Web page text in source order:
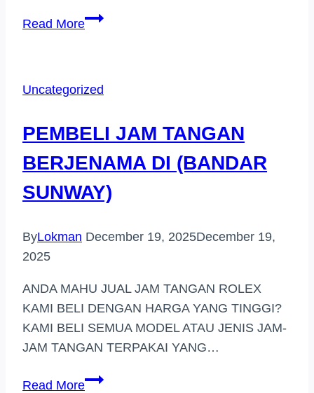
Read MoreBELI
TINGGI
(PERLIS)
Uncategorized
PEMBELI JAM TANGAN
BERJENAMA DI (BANDAR
SUNWAY)
ByLokman December 19, 2025December 19,
2025
ANDA MAHU JUAL JAM TANGAN ROLEX
KAMI BELI DENGAN HARGA YANG TINGGI?
KAMI BELI SEMUA MODEL ATAU JENIS JAM-
JAM TANGAN TERPAKAI YANG…
Read MorePEMBELI